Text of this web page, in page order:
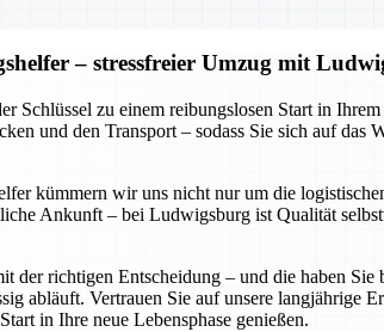
– stressfreier Umzug mit
Schlüssel zu einem reibungslosen Start in
und den Transport – sodass Sie sich auf
kümmern wir uns nicht nur um die
Ankunft – bei Ludwigsburg ist Qualität
der richtigen Entscheidung – und die haben
abläuft. Vertrauen Sie auf unsere
in Ihre neue Lebensphase genießen.